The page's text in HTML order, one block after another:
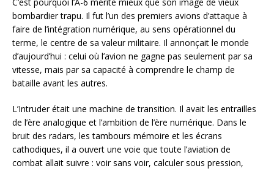
C’est pourquoi l’A-6 mérite mieux que son image de vieux
bombardier trapu. Il fut l’un des premiers avions d’attaque à
faire de l’intégration numérique, au sens opérationnel du
terme, le centre de sa valeur militaire. Il annonçait le monde
d’aujourd’hui : celui où l’avion ne gagne pas seulement par sa
vitesse, mais par sa capacité à comprendre le champ de
bataille avant les autres.
L’Intruder était une machine de transition. Il avait les entrailles
de l’ère analogique et l’ambition de l’ère numérique. Dans le
bruit des radars, les tambours mémoire et les écrans
cathodiques, il a ouvert une voie que toute l’aviation de
combat allait suivre : voir sans voir, calculer sous pression,